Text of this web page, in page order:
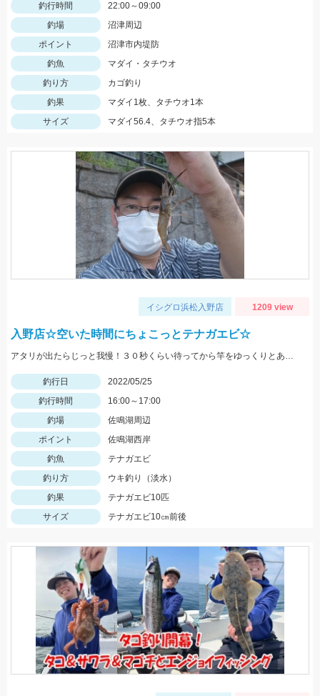
釣行時間
22:00～09:00
釣場
沼津周辺
ポイント
沼津市内堤防
釣魚
マダイ・タチウオ
釣り方
カゴ釣り
釣果
マダイ1枚、タチウオ1本
サイズ
マダイ56.4、タチウオ指5本
イシグロ浜松入野店 1209 view
入野店☆空いた時間にちょこっとテナガエビ☆
アタリが出たらじっと我慢！３０秒くらい待ってから竿をゆっくりとあげましょう。
釣行日
2022/05/25
釣行時間
16:00～17:00
釣場
佐鳴湖周辺
ポイント
佐鳴湖西岸
釣魚
テナガエビ
釣り方
ウキ釣り（淡水）
釣果
テナガエビ10匹
サイズ
テナガエビ10㎝前後